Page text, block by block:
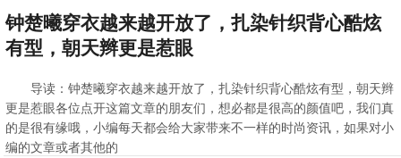
2020-10-10 11:44:24
钟楚曦穿衣越来越开放了，扎染针织背心酷炫
有型，朝天辫更是惹眼
导读：钟楚曦穿衣越来越开放了，扎染针织背心酷炫有型，朝天辫
更是惹眼各位点开这篇文章的朋友们，想必都是很高的颜值吧，我们真
的是很有缘哦，小编每天都会给大家带来不一样的时尚资讯，如果对小
编的文章或者其他的